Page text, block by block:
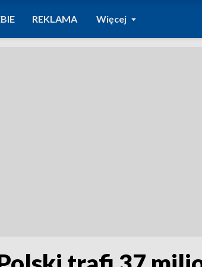
REKLAMA Więcej